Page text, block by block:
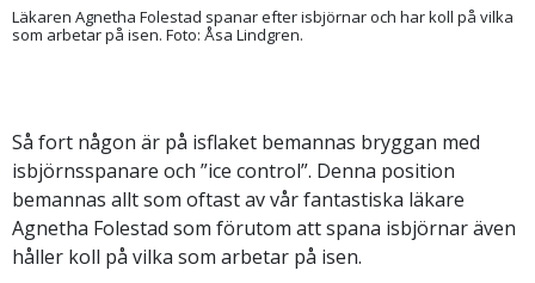
Läkaren Agnetha Folestad spanar efter isbjörnar och har koll på vilka
som arbetar på isen. Foto: Åsa Lindgren.
Så fort någon är på isflaket bemannas bryggan med
isbjörnsspanare och ”ice control”. Denna position
bemannas allt som oftast av vår fantastiska läkare
Agnetha Folestad som förutom att spana isbjörnar även
håller koll på vilka som arbetar på isen.